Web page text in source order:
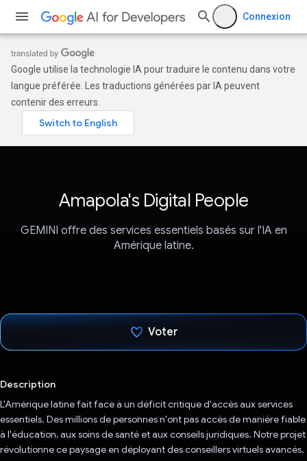
Connexion
Google utilise la technologie IA pour traduire le contenu dans votre
langue préférée. Les traductions générées par IA peuvent
contenir des erreurs.
Amapola's Digital People
GEMINI offre des services essentiels basés sur l'IA en
Amérique latine.
Voter
Description
L'Amérique latine fait face à un déficit critique d'accès aux services
essentiels. Des millions de personnes n'ont pas accès de manière fiable
à l'éducation, aux soins de santé et aux conseils juridiques. Notre projet
révolutionne ce paysage en déployant des conseillers virtuels avancés,